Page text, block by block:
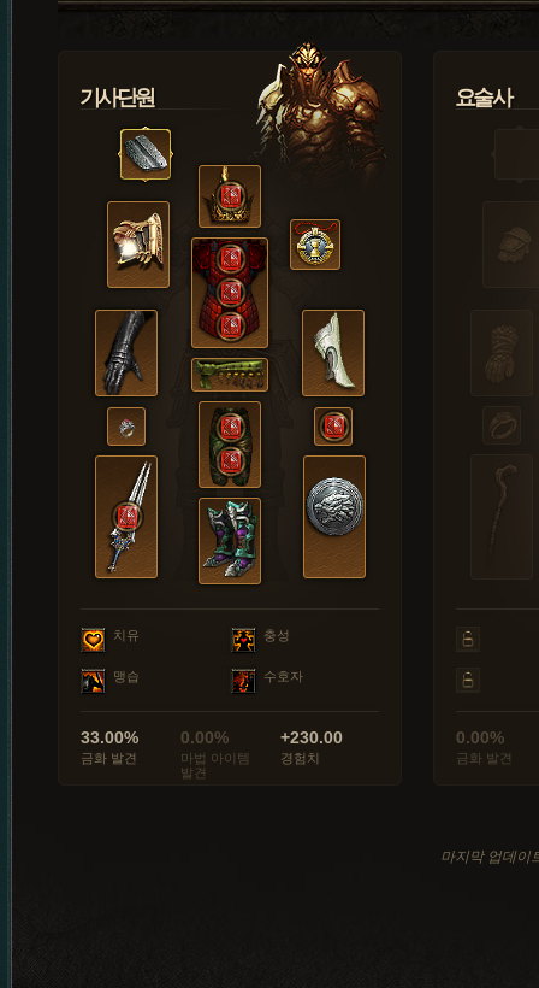
기사단원
치유 충성
맹습 수호자
33.00%
금화 발견
0.00%
마법 아이템
발견
+230.00
경험치
요술사
0.00%
금화 발견
마지막 업데이